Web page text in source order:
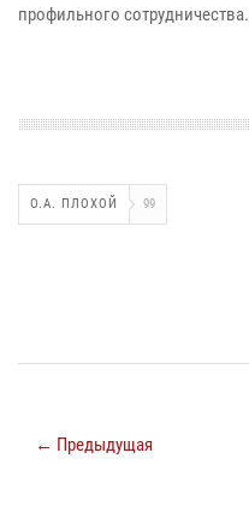
профильного сотрудничества.
О.А. ПЛОХОЙ 99
← Предыдущая